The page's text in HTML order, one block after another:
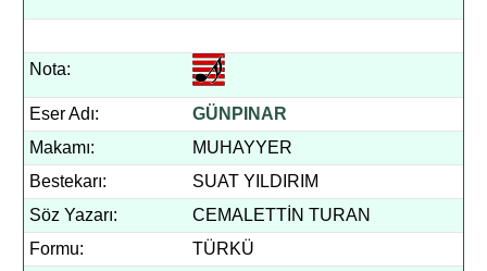
Nota:
Eser Adı:
GÜNPINAR
Makamı:
MUHAYYER
Bestekarı:
SUAT YILDIRIM
Söz Yazarı:
CEMALETTİN TURAN
Formu:
TÜRKÜ